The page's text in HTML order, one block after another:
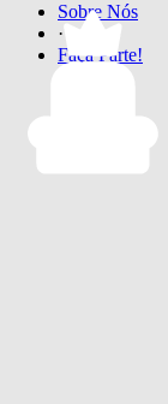
Sobre Nós
·
Faça Parte!